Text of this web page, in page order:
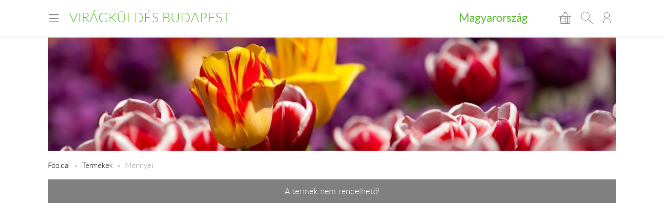
VIRÁGKÜLDÉS BUDAPEST Magyarország
Főoldal Termékek Mennyei
A termék nem rendelhető!